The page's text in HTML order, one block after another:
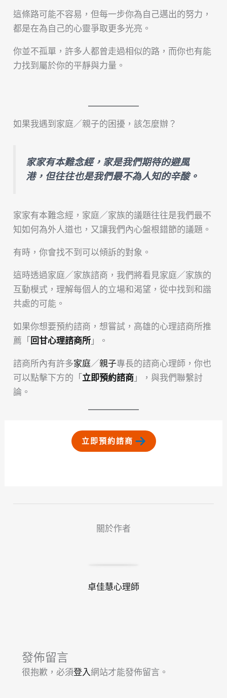
這條路可能不容易，但每一步你為自己邁出的努力，
都是在為自己的心靈爭取更多光亮。
你並不孤單，許多人都曾走過相似的路，而你也有能
力找到屬於你的平靜與力量。
如果我遇到家庭／親子的困擾，該怎麼辦？
家家有本難念經，家是我們期待的避風
港，但往往也是我們最不為人知的辛酸。
家家有本難念經，家庭／家族的議題往往是我們最不
知如何為外人道也，又讓我們內心盤根錯節的議題。
有時，你會找不到可以傾訴的對象。
這時透過家庭／家族諮商，我們將看見家庭／家族的
互動模式，理解每個人的立場和渴望，從中找到和諧
共處的可能。
如果你想要預約諮商，想嘗試，高雄的心理諮商所推
薦「 回甘心理諮商所 」。
諮商所內有許多家庭／親子專長的諮商心理師，你也
可以點擊下方的「 立即預約諮商 」，與我們聯繫討
論。
立即預約諮商
關於作者
卓佳慧心理師
發佈留言
很抱歉，必須登入 網站才能發佈留言。